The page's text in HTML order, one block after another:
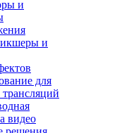
и
и
для
видео